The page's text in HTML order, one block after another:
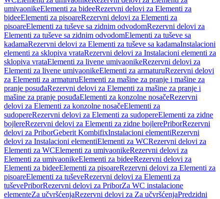
umivaonikeElementi za bideeRezervni delovi za Elementi za
bideeElementi za pisoareRezervni delovi za Elementi za
pisoareElementi za tuševe sa zidnim odvodomRezervni delovi za
Elementi za tuševe sa zidnim odvodomElementi za tuševe sa
kadamaRezervni delovi za Elementi za tuševe sa kadamaInstalacioni
elementi za sklopiva vrataRezervni delovi za Instalacioni elementi za
sklopiva vrataElementi za livene umivaonikeRezervni delovi za
Elementi za livene umivaonikeElementi za armaturuRezervni delovi
za Elementi za armaturuElementi za mašine za pranje i mašine za
pranje posuđaRezervni delovi za Elementi za mašine za pranje i
mašine za pranje posuđaElementi za konzolne nosačeRezervni
delovi za Elementi za konzolne nosačeElementi za
sudopereRezervni delovi za Elementi za sudopereElementi za zidne
bojlereRezervni delovi za Elementi za zidne bojlerePriborRezervni
delovi za PriborGeberit KombifixInstalacioni elementiRezervni
delovi za Instalacioni elementiElementi za WCRezervni delovi za
Elementi za WCElementi za umivaonikeRezervni delovi za
Elementi za umivaonikeElementi za bideeRezervni delovi za
Elementi za bideeElementi za pisoareRezervni delovi za Elementi za
pisoareElementi za tuševeRezervni delovi za Elementi za
tuševePriborRezervni delovi za PriborZa WC instalacione
elementeZa učvršćenjaRezervni delovi za Za učvršćenjaPredzidni